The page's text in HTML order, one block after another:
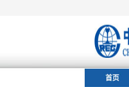
首页